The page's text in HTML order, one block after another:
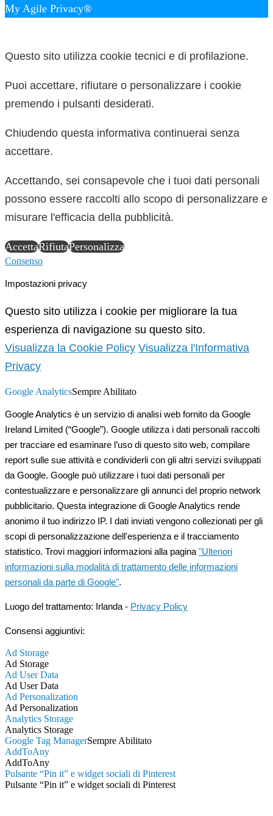
My Agile Privacy®
Questo sito utilizza cookie tecnici e di profilazione.
Puoi accettare, rifiutare o personalizzare i cookie
premendo i pulsanti desiderati.
Chiudendo questa informativa continuerai senza
accettare.
Accettando, sei consapevole che i tuoi dati personali
possono essere raccolti allo scopo di personalizzare e
misurare l'efficacia della pubblicità.
AccettaRifiutaPersonalizza
Consenso
Impostazioni privacy
Questo sito utilizza i cookie per migliorare la tua
esperienza di navigazione su questo sito.
Visualizza la Cookie Policy Visualizza l'Informativa
Privacy
Google AnalyticsSempre Abilitato
Google Analytics è un servizio di analisi web fornito da Google
Ireland Limited (“Google”). Google utilizza i dati personali raccolti
per tracciare ed esaminare l’uso di questo sito web, compilare
report sulle sue attività e condividerli con gli altri servizi sviluppati
da Google. Google può utilizzare i tuoi dati personali per
contestualizzare e personalizzare gli annunci del proprio network
pubblicitario. Questa integrazione di Google Analytics rende
anonimo il tuo indirizzo IP. I dati inviati vengono collezionati per gli
scopi di personalizzazione dell'esperienza e il tracciamento
statistico. Trovi maggiori informazioni alla pagina"Ulteriori
informazioni sulla modalità di trattamento delle informazioni
personali da parte di Google".
Luogo del trattamento: Irlanda - Privacy Policy
Consensi aggiuntivi:
Ad Storage
Ad Storage
Ad User Data
Ad User Data
Ad Personalization
Ad Personalization
Analytics Storage
Analytics Storage
Google Tag ManagerSempre Abilitato
AddToAny
AddToAny
Pulsante “Pin it” e widget sociali di Pinterest
Pulsante “Pin it” e widget sociali di Pinterest